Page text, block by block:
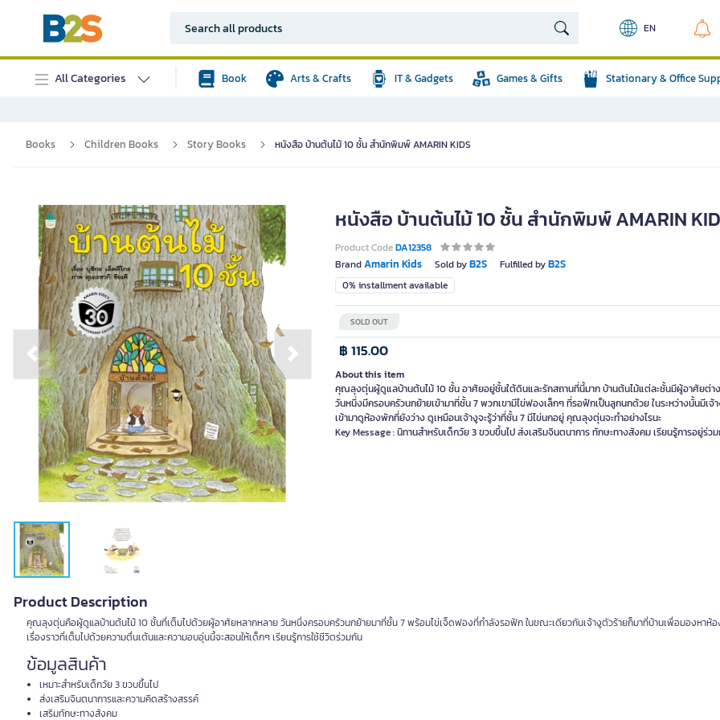
EN
All Categories Book Arts & Crafts IT & Gadgets Games & Gifts Stationary & Office
Books Children Books Story Books หนังสือ บ้านต้นไม้ 10 ชั้น สำนักพิมพ์ AMARIN KIDS
Previous slide Next slide
หนังสือ บ้านต้นไม้ 10 ชั้น สำนักพิมพ์ AMARIN
Product CodeDA12358
BrandAmarin Kids Sold byB2S Fulfilled byB2S
0% installment available
SOLD OUT
฿ 115.00
About this item
คุณลุงตุ่นผู้ดูแลบ้านต้นไม้ 10 ชั้น อาศัยอยู่ชั้นใต้ดินและรักสถานที่นี้มาก บ้านต้นไม้แต่ละชั้นมีผู้อาศัยต่า
วันหนึ่งมีครอบครัวนกย้ายเข้ามาที่ชั้น 7 พวกเขามีไข่ฟองเล็กๆ ที่รอฟักเป็นลูกนกด้วย ในระหว่างนั้นมีเจ้
เข้ามาดูห้องพักที่ยังว่าง ดูเหมือนเจ้างูจะรู้ว่าที่ชั้น 7 มีไข่นกอยู่ คุณลุงตุ่นจะทำอย่างไรนะ
Key Message : นิทานสำหรับเด็กวัย 3 ขวบขึ้นไป ส่งเสริมจินตนาการ ทักษะทางสังคม เรียนรู้การอยู่ร่ว
Product Description
คุณลุงตุ่นคือผู้ดูแลบ้านต้นไม้ 10 ชั้นที่เต็มไปด้วยผู้อาศัยหลากหลาย วันหนึ่งครอบครัวนกย้ายมาที่ชั้น 7 พร้อมไข่เจ็ดฟองที่กำลังรอฟัก ในขณะเดียวกันเจ้างูตัวร้ายก็มาที่บ้านเพื่อมองหาห้
เรื่องราวที่เต็มไปด้วยความตื่นเต้นและความอบอุ่นนี้จะสอนให้เด็กๆ เรียนรู้การใช้ชีวิตร่วมกัน
ข้อมูลสินค้า
เหมาะสำหรับเด็กวัย 3 ขวบขึ้นไป
ส่งเสริมจินตนาการและความคิดสร้างสรรค์
เสริมทักษะทางสังคม